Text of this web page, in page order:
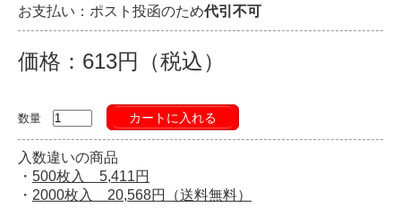
お支払い：ポスト投函のため代引不可
価格：613円（税込）
数量 カートに入れる
入数違いの商品
・ 500枚入 5,411円
・ 2000枚入 20,568円（送料無料）